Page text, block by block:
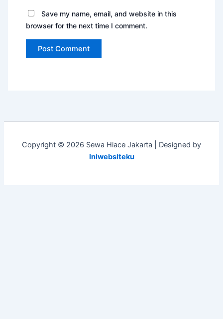
Save my name, email, and website in this
browser for the next time I comment.
Copyright © 2026 Sewa Hiace Jakarta | Designed by
Iniwebsiteku